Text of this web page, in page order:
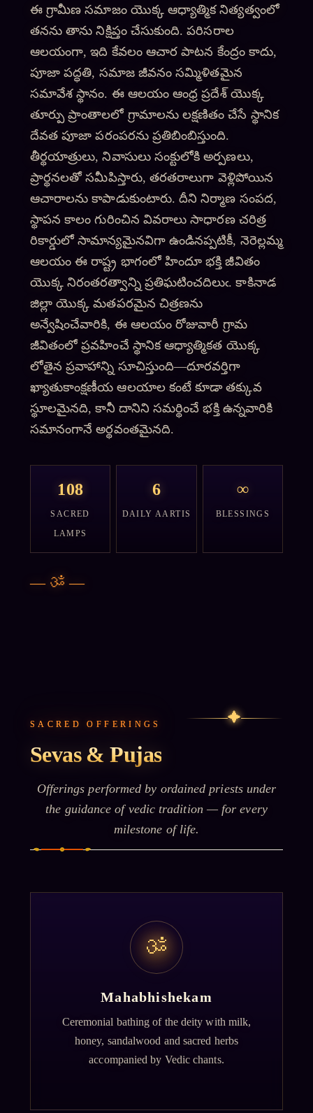
ఈ గ్రామీణ సమాజం యొక్క ఆధ్యాత్మిక నిత్యత్వంలో
తనను తాను నిక్షిప్తం చేసుకుంది. పరిసరాల
ఆలయంగా, ఇది కేవలం ఆచార పాటన కేంద్రం కాదు,
పూజా పద్ధతి, సమాజ జీవనం సమ్మిళితమైన
సమావేశ స్థానం. ఈ ఆలయం ఆంధ్ర ప్రదేశ్ యొక్క
తూర్పు ప్రాంతాలలో గ్రామాలను లక్షణితం చేసే స్థానిక
దేవత పూజా పరంపరను ప్రతిబింబిస్తుంది.
తీర్థయాత్రులు, నివాసులు సంక్టులోకి అర్పణలు,
ప్రార్థనలతో సమీపిస్తారు, తరతరాలుగా వెళ్లిపోయిన
ఆచారాలను కాపాడుకుంటారు. దీని నిర్మాణ సంపద,
స్థాపన కాలం గురించిన వివరాలు సాధారణ చరిత్ర
రికార్డులో సామాన్యమైనవిగా ఉండినప్పటికీ, నెరెల్లమ్మ
ఆలయం ఈ రాష్ట్ర భాగంలో హిందూ భక్తి జీవితం
యొక్క నిరంతరత్వాన్ని ప్రతిఘటించదిలుఁ. కాకినాడ
జిల్లా యొక్క మతపరమైన చిత్రణను
అన్వేషించేవారికి, ఈ ఆలయం రోజువారీ గ్రామ
జీవితంలో ప్రవహించే స్థానిక ఆధ్యాత్మికత యొక్క
లోతైన ప్రవాహాన్ని సూచిస్తుంది—దూరవర్తిగా
ఖ్యాతుకాంక్షణీయ ఆలయాల కంటే కూడా తక్కువ
స్థూలమైనది, కానీ దానిని సమర్థించే భక్తి ఉన్నవారికి
సమానంగానే అర్థవంతమైనది.
108
SACRED
LAMPS
6
DAILY AARTIS
∞
BLESSINGS
— ॐ —
SACRED OFFERINGS ✦
Sevas & Pujas
Offerings performed by ordained priests under
the guidance of vedic tradition — for every
milestone of life.
ॐ
Mahabhishekam
Ceremonial bathing of the deity with milk,
honey, sandalwood and sacred herbs
accompanied by Vedic chants.